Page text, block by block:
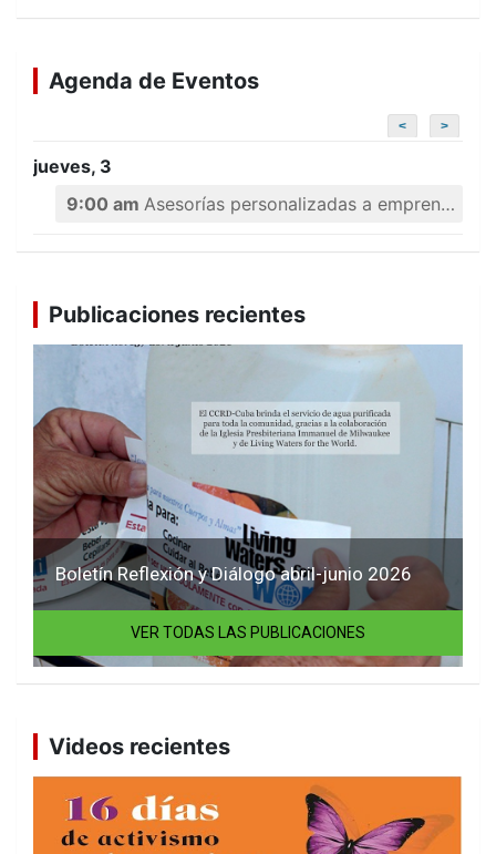
Agenda de Eventos
< >
jueves, 3
9:00 am Asesorías personalizadas a emprendedores
Publicaciones recientes
Boletín Reflexión y Diálogo abril-junio 2026
VER TODAS LAS PUBLICACIONES
Videos recientes